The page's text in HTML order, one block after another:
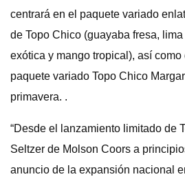
centrará en el paquete variado
de Topo Chico (guayaba fresa,
exótica y mango tropical), así como
paquete variado Topo Chico
primavera. .
“Desde el lanzamiento limitado de
Seltzer de Molson Coors a
anuncio de la expansión nacional